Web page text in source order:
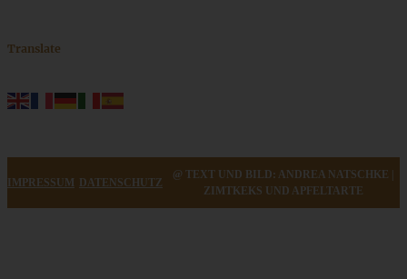
Translate
IMPRESSUM DATENSCHUTZ
@ TEXT UND BILD: ANDREA NATSCHKE |
ZIMTKEKS UND APFELTARTE